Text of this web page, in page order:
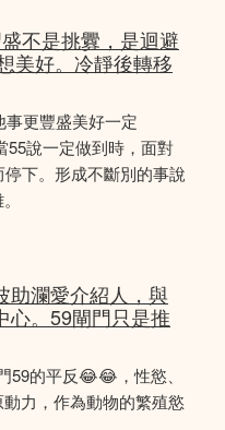
不是挑釁，是迴避
美好。冷靜後轉移
更豐盛美好一定
55說一定做到時，面對
下。形成不斷別的事說
助瀾愛介紹人，與
心。59閘門只是推
59的平反😂😂，性慾、
力，作為動物的繁殖慾